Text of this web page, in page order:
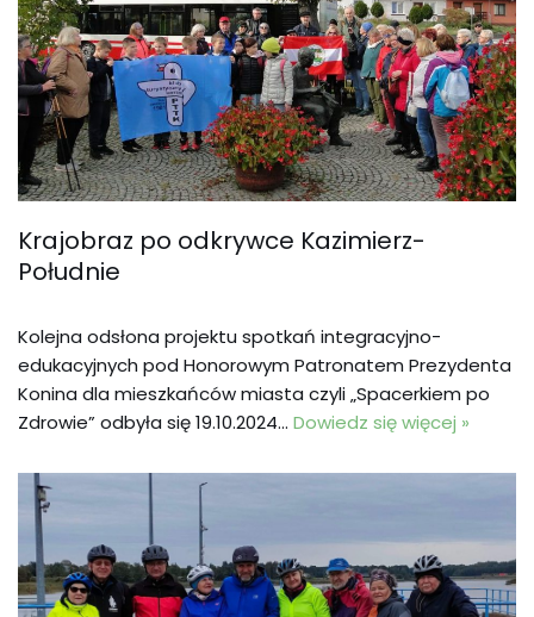
Krajobraz po odkrywce Kazimierz-
Południe
Kolejna odsłona projektu spotkań integracyjno-
edukacyjnych pod Honorowym Patronatem Prezydenta
Konina dla mieszkańców miasta czyli „Spacerkiem po
Zdrowie” odbyła się 19.10.2024… Dowiedz się więcej »